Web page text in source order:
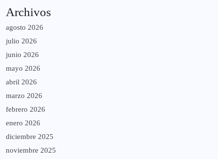
Archivos
agosto 2026
julio 2026
junio 2026
mayo 2026
abril 2026
marzo 2026
febrero 2026
enero 2026
diciembre 2025
noviembre 2025